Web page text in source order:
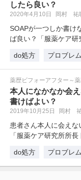
したら良い？
2020年4月10日 岡村 祐
SOAPが一つしか書け
ば良い？「服薬ケア研
do処方
プロブレム
薬歴ビフォーアフター～
本人になかなか会
書けばよい？
2019年10月25日 岡村
患者さん本人に会え
「服薬ケア研究所所
do処方
プロブレム